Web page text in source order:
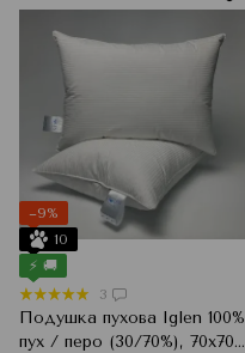
−9%
10
⚡ 🚚
3
Подушка пухова Iglen 100%
пух / перо (30/70%), 70x70